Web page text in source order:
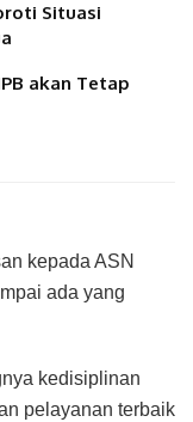
Situasi
akan Tetap
kepada ASN
ada yang
kedisiplinan
pelayanan terbaik